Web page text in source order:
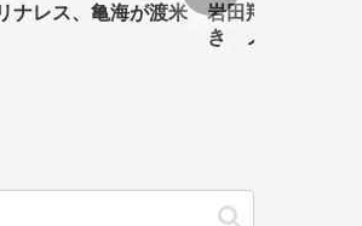
ナレス、亀海が渡米
岩田翔吉、悲願
き ノックアウ